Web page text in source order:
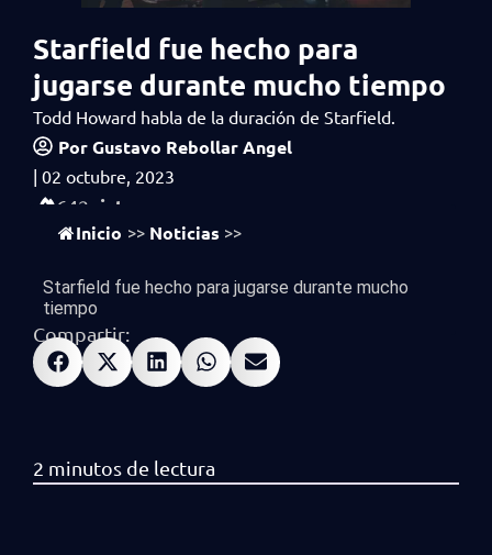
Starfield fue hecho para
jugarse durante mucho tiempo
Todd Howard habla de la duración de Starfield.
PorGustavo Rebollar Angel
| 02 octubre, 2023
642 vistas
Inicio >> Noticias >>
Starfield fue hecho para jugarse durante mucho
tiempo
Compartir: